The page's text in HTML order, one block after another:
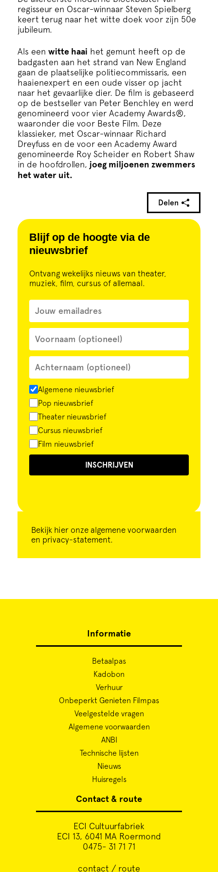
Onderwijs
ECI Cultuurcafé
Over ons
Contact
Steun ons
Blijf op de hoogte via de
nieuwsbrief
Ontvang wekelijks nieuws van theater,
muziek, film, cursus of allemaal.
Algemene nieuwsbrief
Pop nieuwsbrief
Theater nieuwsbrief
Cursus nieuwsbrief
Film nieuwsbrief
INSCHRIJVEN
Bekijk hier onze algemene voorwaarden
en privacy-statement.
regisseur en Oscar-winnaar Steven Spielberg
keert terug naar het witte doek voor zijn 50e
jubileum.
Als een witte haai het gemunt heeft op de
badgasten aan het strand van New England
gaan de plaatselijke politiecommissaris, een
haaienexpert en een oude visser op jacht
naar het gevaarlijke dier. De film is gebaseerd
op de bestseller van Peter Benchley en werd
genomineerd voor vier Academy Awards®,
waaronder die voor Beste Film. Deze
klassieker, met Oscar-winnaar Richard
Dreyfuss en de voor een Academy Award
genomineerde Roy Scheider en Robert Shaw
in de hoofdrollen, joeg miljoenen zwemmers
het water uit.
Delen
Informatie
Betaalpas
Kadobon
Verhuur
Onbeperkt Genieten Filmpas
Veelgestelde vragen
Algemene voorwaarden
ANBI
Technische lijsten
Nieuws
Huisregels
Contact & route
ECI Cultuurfabriek
ECI 13, 6041 MA Roermond
0475- 31 71 71
contact / route